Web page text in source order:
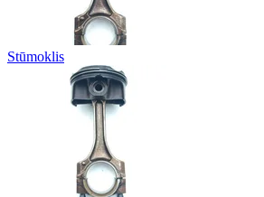
Stūmoklis